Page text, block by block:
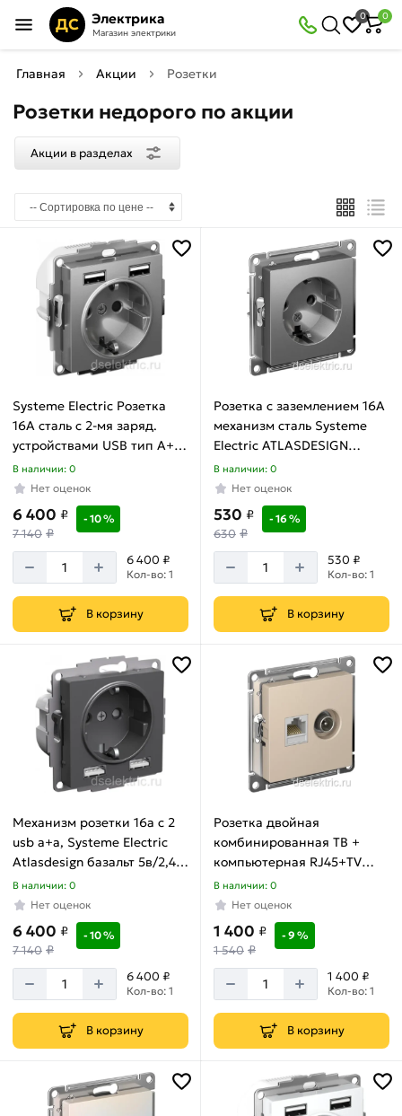
ДС Электрика
Магазин электрики
0 0
Главная Акции Розетки
Розетки недорого по акции
Акции в разделах
Акции
разделах
Розетки
выключатели
Товаров
акции:
Розетки
Товаров
по
акции:
83
Выключатели
Товаров
акции:
79
розеток
и
выключателей
Товаров
акции:
кабеля
и
заглушки
Товаров
по
акции:
15
и
провод
Товаров
акции:
1
Провод
медный
ПВС
Товаров
акции:
Светильники,
Systeme Electric Розетка
16A сталь с 2-мя заряд.
устройствами USB тип A+A
5В/2.4А 2х5В/1.2А механизм
AtlasDesign ATN000930
В наличии: 0
Нет оценок
6 400 ₽
7 140 ₽
- 10 %
6 400 ₽
Кол-во: 1
В корзину
Розетка с заземлением 16А
механизм сталь Systeme
Electric ATLASDESIGN
ATN000943
В наличии: 0
Нет оценок
530 ₽
630 ₽
- 16 %
530 ₽
Кол-во: 1
В корзину
Механизм розетки 16а с 2
usb a+a, Systeme Electric
Atlasdesign базальт 5в/2,4а,
2x5в/1,2а, ATN001430
В наличии: 0
Нет оценок
6 400 ₽
7 140 ₽
- 10 %
6 400 ₽
Кол-во: 1
В корзину
Розетка двойная
комбинированная ТВ +
компьютерная RJ45+TV
песочный AtlasDesign
ATN001289
В наличии: 0
Нет оценок
1 400 ₽
1 540 ₽
- 9 %
1 400 ₽
Кол-во: 1
В корзину